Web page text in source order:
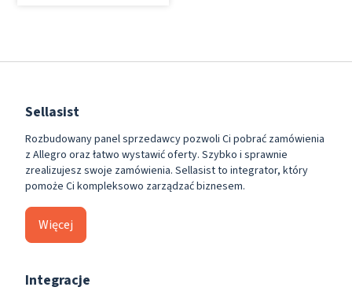
Sellasist
Rozbudowany panel sprzedawcy pozwoli Ci pobrać zamówienia
z Allegro oraz łatwo wystawić oferty. Szybko i sprawnie
zrealizujesz swoje zamówienia. Sellasist to integrator, który
pomoże Ci kompleksowo zarządzać biznesem.
Więcej
Integracje